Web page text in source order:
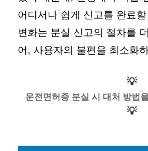
어디서나 쉽게 신고를 완료
변화는 분실 신고의 절차를
어, 사용자의 불편을 최소화
💡
운전면허증 분실 시 대처 방법
💡